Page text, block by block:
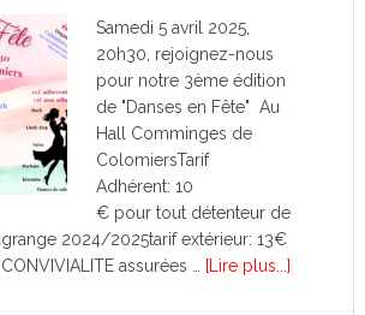
Samedi 5 avril 2025,
20h30, rejoignez-nous
pour notre 3ème édition
de "Danses en Fête" Au
Hall Comminges de
ColomiersTarif
Adhérent: 10
€ pour tout détenteur de
2024/2025tarif extérieur: 13€
assurées …
[Lire plus...]